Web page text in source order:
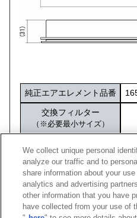
純正エアエレメント品番
交換フィルター
（※必要最小サイズ）
車種 型式 エンジン
We collect unique personal
analyze our traffic and to
share information about your
analytics and advertising
other information that you have
have collected from your use of